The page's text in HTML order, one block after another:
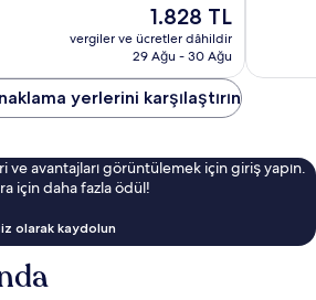
Güncel
fiyat:
1.828 TL
1.828 TL
vergiler ve ücretler dâhildir
29 Ağu - 30 Ağu
yorum
yerlerini karşılaştırın
ve avantajları görüntülemek için giriş yapın.
için daha fazla ödül!
olarak kaydolun